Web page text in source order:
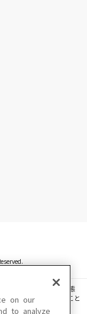
・音声等を、手段や形態
、ファイル化などすること
on our
to analyze